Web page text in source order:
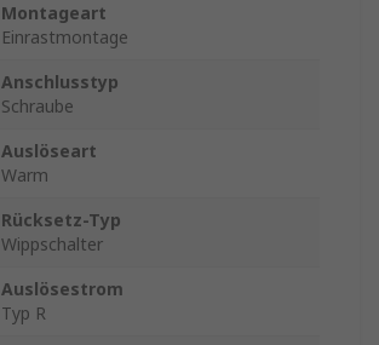
Montageart
Einrastmontage
Anschlusstyp
Schraube
Auslöseart
Warm
Rücksetz-Typ
Wippschalter
Auslösestrom
Typ R